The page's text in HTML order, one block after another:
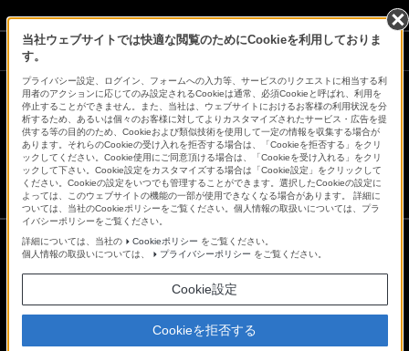
当社ウェブサイトでは快適な閲覧のためにCookieを利用しておりま
す。
プライバシー設定、ログイン、フォームへの入力等、サービスのリクエストに相当する利
用者のアクションに応じてのみ設定されるCookieは通常、必須Cookieと呼ばれ、利用を
停止することができません。また、当社は、ウェブサイトにおけるお客様の利用状況を分
析するため、あるいは個々のお客様に対してよりカスタマイズされたサービス・広告を提
供する等の目的のため、Cookieおよび類似技術を使用して一定の情報を収集する場合が
あります。それらのCookieの受け入れを拒否する場合は、「Cookieを拒否する」をクリ
ックしてください。Cookie使用にご同意頂ける場合は、「Cookieを受け入れる」をクリ
ックして下さい。Cookie設定をカスタマイズする場合は「Cookie設定」をクリックして
ください。Cookieの設定をいつでも管理することができます。選択したCookieの設定に
よっては、このウェブサイトの機能の一部が使用できなくなる場合があります。 詳細に
ついては、当社のCookieポリシーをご覧ください。個人情報の取扱いについては、プラ
イバシーポリシーをご覧ください。
詳細については、当社の
Cookieポリシー をご覧ください。
個人情報の取扱いについては、
プライバシーポリシー をご覧ください。
Cookie設定
Cookieを拒否する
ソニーストアでのお買い物にあたって
会社情報 採用情報 特約店のご案内
ニュースリリース
環境情報
My Sony 利用規約
プライバシーポリシー
正しい表示への取り組み
Copyright 2026 Sony Marketing Inc.